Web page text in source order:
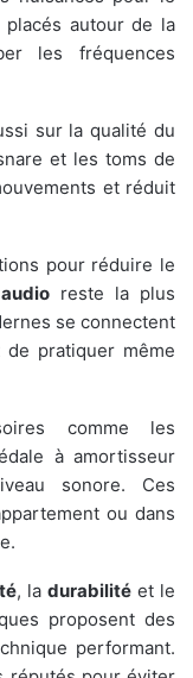
placés autour de la
les fréquences
sur la qualité du
et les toms de
et réduit
pour réduire le
reste la plus
se connectent
pratiquer même
comme les
à amortisseur
sonore. Ces
ou dans
, ladurabilité et le
proposent des
performant.